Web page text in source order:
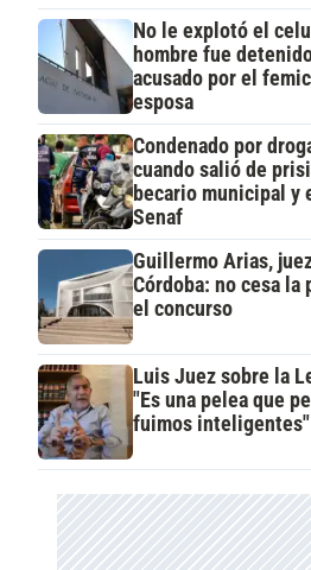
No le explotó el
hombre fue
acusado por el
esposa
Condenado por
cuando salió de
becario municipal y
Senaf
Guillermo Arias,
Córdoba: no cesa la
el concurso
Luis Juez sobre la
"Es una pelea que
fuimos inteligentes"